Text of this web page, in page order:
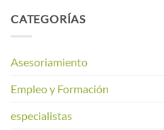
CATEGORÍAS
Asesoriamiento
Empleo y Formación
especialistas